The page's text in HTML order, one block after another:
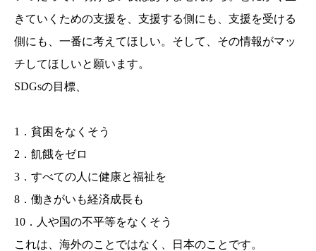
きていくための支援を、支援する側にも、支援を受ける
側にも、一番に考えてほしい。そして、その情報がマッ
チしてほしいと願います。
SDGsの目標、
1．貧困をなくそう
2．飢餓をゼロ
3．すべての人に健康と福祉を
8．働きがいも経済成長も
10．人や国の不平等をなくそう
これは、海外のことではなく、日本のことです。